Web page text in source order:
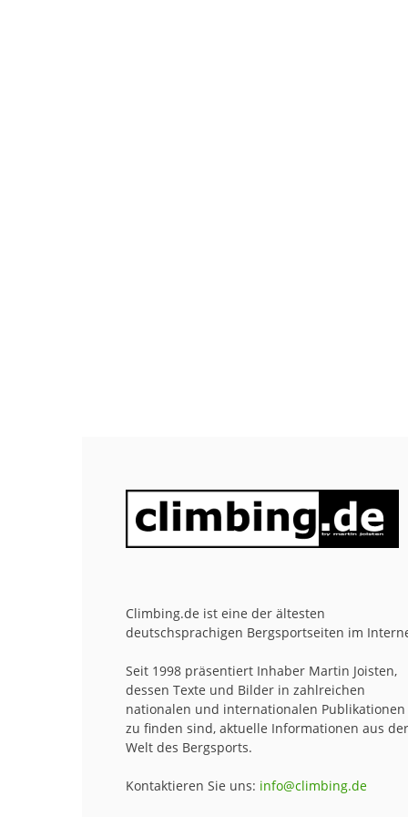
Climbing.de ist eine der ältesten
deutschsprachigen Bergsportseiten im
Seit 1998 präsentiert Inhaber Martin Joisten,
dessen Texte und Bilder in zahlreichen
nationalen und internationalen Publikationen
zu finden sind, aktuelle Informationen aus der
Welt des Bergsports.
Kontaktieren Sie uns: info@climbing.de